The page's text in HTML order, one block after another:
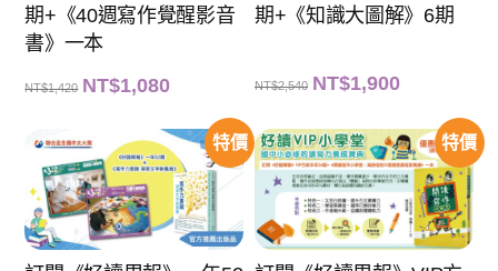
期+《40週寫作覺醒影音
書》一本
NT$1,420 原
始
：
N
T
$
1
,
4
2
0
NT$1,080目
：
N
T
$
1
0
期+《知識大圖解》6期
NT$2,540 原
始
：
N
T
$
2
,
5
4
0
。
NT$1,900目
：
N
T
$
1
0
。
特價 特價